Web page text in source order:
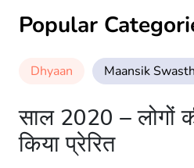
Popular
Dhyaan Maansik
साल 2020 – लोगों
किया प्रेरित